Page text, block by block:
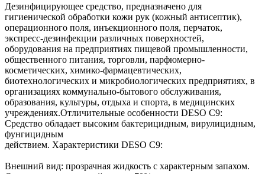
Дезинфицирующее средство, предназначено для
гигиенической обработки кожи рук (кожный антисептик),
операционного поля, инъекционного поля, перчаток,
экспресс-дезинфекции различных поверхностей,
оборудования на предприятиях пищевой промышленности,
общественного питания, торговли, парфюмерно-
косметических, химико-фармацевтических,
биотехнологических и микробиологических предприятиях, в
организациях коммунально-бытового обслуживания,
образования, культуры, отдыха и спорта, в медицинских
учреждениях.Отличительные особенности DESO C9:
Средство обладает высоким бактерицидным, вирулицидным,
фунгицидным
действием. Характеристики DESO C9:
Внешний вид: прозрачная жидкость с характерным запахом.